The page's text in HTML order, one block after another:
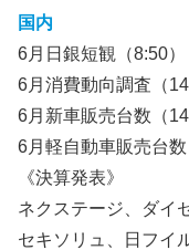
国内
6月日銀短観（8:50）
6月消費動向調査（
6月新車販売台数（
6月軽自動車販売台数
《決算発表》
ネクステージ、ダイ
セキソリュ、日フイ